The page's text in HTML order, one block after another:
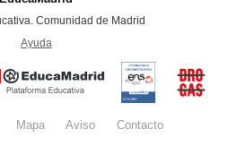
Comunidad de Madrid
Ayuda
Certificación
conformidad
con el
Nacional de
Seguridad
del
Mapa Aviso legalContacto